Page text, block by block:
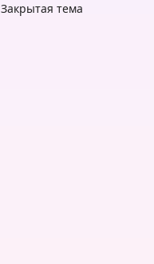
Закрытая тема